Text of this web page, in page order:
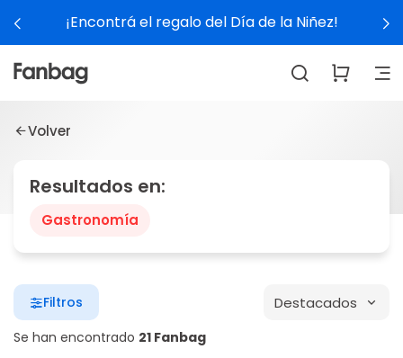
¡Encontrá el regalo del Día de la Niñez!
Volver
Resultados en:
Gastronomía
Se han encontrado 21 Fanbag
Filtros Destacados